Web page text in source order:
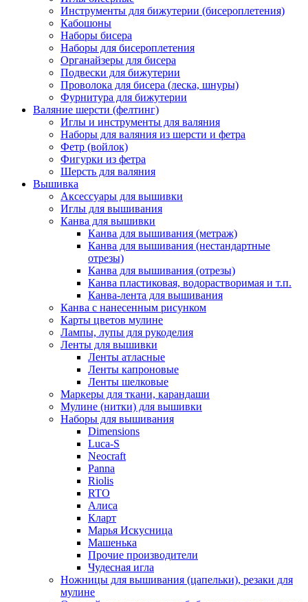
Инструменты для бижутерии (бисероплетения)
Кабошоны
Наборы бисера
Наборы для бисероплетения
Органайзеры для бисера
Подвески для бижутерии
Проволока для бисера (леска, шнуры)
Фурнитура для бижутерии
Валяние шерсти (фелтинг)
Иглы и инструменты для валяния
Наборы для валяния из шерсти и фетра
Фетр (войлок)
Фигурки из фетра
Шерсть для валяния
Вышивка
Аксессуары для вышивки
Иглы для вышивания
Канва для вышивки
Канва для вышивания (метраж)
Канва для вышивания (нестандартные
отрезы)
Канва для вышивания (отрезы)
Канва пластиковая, водорастворимая и т.п.
Канва-лента для вышивания
Канва с нанесенным рисунком
Карты цветов мулине
Лампы, лупы для рукоделия
Ленты для вышивки
Ленты атласные
Ленты капроновые
Ленты шелковые
Маркеры для ткани, карандаши
Мулине (нитки) для вышивки
Наборы для вышивания
Dimensions
Luca-S
Neocraft
Panna
Riolis
RTO
Алиса
Кларт
Марья Искусница
Машенька
Прочие производители
Чудесная игла
Ножницы для вышивания (цапельки), резаки для
мулине